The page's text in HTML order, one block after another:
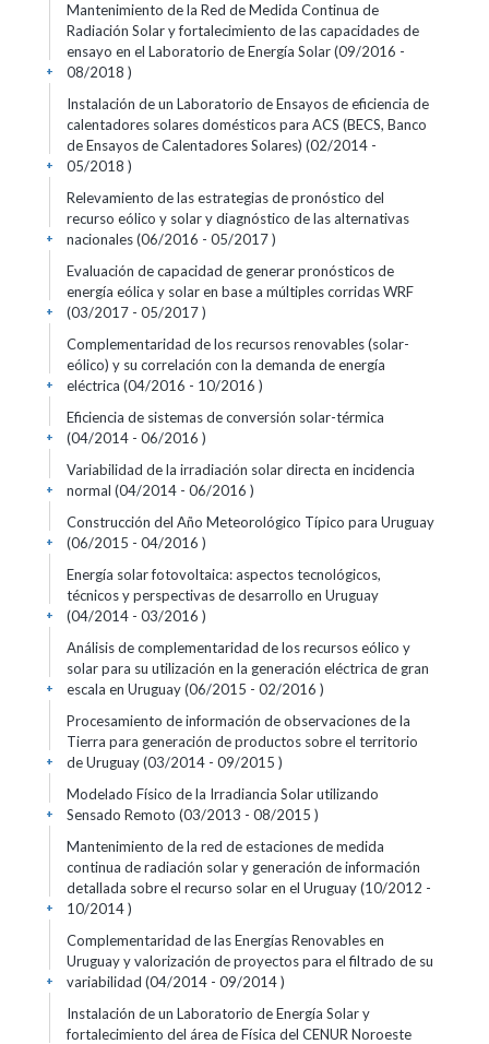
Mantenimiento de la Red de Medida Continua de
Radiación Solar y fortalecimiento de las capacidades de
ensayo en el Laboratorio de Energía Solar (09/2016 -
08/2018 )
+
Instalación de un Laboratorio de Ensayos de eficiencia de
calentadores solares domésticos para ACS (BECS, Banco
de Ensayos de Calentadores Solares) (02/2014 -
05/2018 )
+
Relevamiento de las estrategias de pronóstico del
recurso eólico y solar y diagnóstico de las alternativas
nacionales (06/2016 - 05/2017 )
+
Evaluación de capacidad de generar pronósticos de
energía eólica y solar en base a múltiples corridas WRF
(03/2017 - 05/2017 )
+
Complementaridad de los recursos renovables (solar-
eólico) y su correlación con la demanda de energía
eléctrica (04/2016 - 10/2016 )
+
Eficiencia de sistemas de conversión solar-térmica
(04/2014 - 06/2016 )
+
Variabilidad de la irradiación solar directa en incidencia
normal (04/2014 - 06/2016 )
+
Construcción del Año Meteorológico Típico para Uruguay
(06/2015 - 04/2016 )
+
Energía solar fotovoltaica: aspectos tecnológicos,
técnicos y perspectivas de desarrollo en Uruguay
(04/2014 - 03/2016 )
+
Análisis de complementaridad de los recursos eólico y
solar para su utilización en la generación eléctrica de gran
escala en Uruguay (06/2015 - 02/2016 )
+
Procesamiento de información de observaciones de la
Tierra para generación de productos sobre el territorio
de Uruguay (03/2014 - 09/2015 )
+
Modelado Físico de la Irradiancia Solar utilizando
Sensado Remoto (03/2013 - 08/2015 )
+
Mantenimiento de la red de estaciones de medida
continua de radiación solar y generación de información
detallada sobre el recurso solar en el Uruguay (10/2012 -
10/2014 )
+
Complementaridad de las Energías Renovables en
Uruguay y valorización de proyectos para el filtrado de su
variabilidad (04/2014 - 09/2014 )
+
Instalación de un Laboratorio de Energía Solar y
fortalecimiento del área de Física del CENUR Noroeste